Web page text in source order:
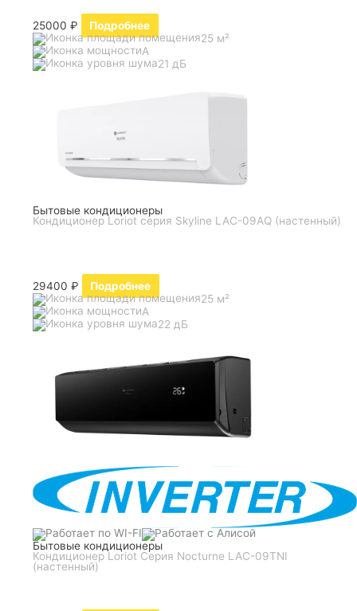
25000₽
Подробнее
25 м²
A
21 дБ
Бытовые кондиционеры
Кондиционер Loriot серия Skyline LAC-09AQ (настенный)
29400₽
Подробнее
25 м²
A
22 дБ
Бытовые кондиционеры
Кондиционер Loriot Серия Nocturne LAC-09TNI
(настенный)